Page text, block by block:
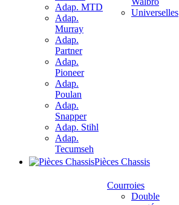
Adap. MTD
Adap.
Murray
Adap.
Partner
Adap.
Pioneer
Adap.
Poulan
Adap.
Snapper
Adap. Stihl
Adap.
Tecumseh
Universelles
Pièces Chassis
Courroies
Double